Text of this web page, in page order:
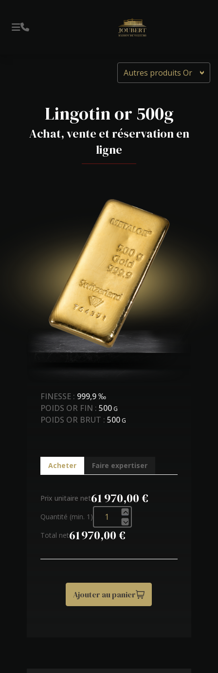
Autres produits Or
Lingotin or 500g
Achat, vente et réservation en
ligne
FINESSE : 999,9 ‰
POIDS OR FIN :500G
POIDS OR BRUT :500G
Acheter Faire expertiser
Prix unitaire net61 970,00 €
Quantité (min. 1)
Total net61 970,00 €
Ajouter au panier